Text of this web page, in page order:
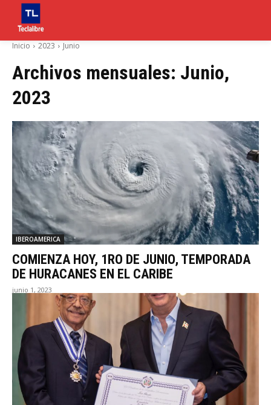
Inicio 2023 Junio
Archivos mensuales: Junio,
2023
IBEROAMERICA
COMIENZA HOY, 1RO DE JUNIO, TEMPORADA
DE HURACANES EN EL CARIBE
junio 1, 2023